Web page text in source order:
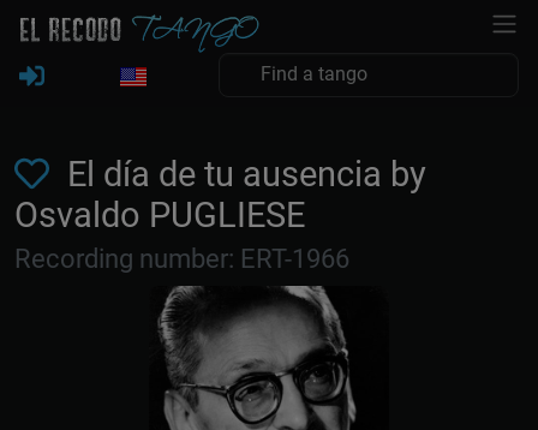
El día de tu ausencia by
Osvaldo PUGLIESE
Recording number: ERT-1966